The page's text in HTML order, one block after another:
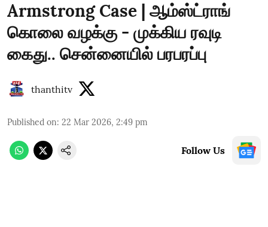
Armstrong Case | ஆம்ஸ்ட்ராங்
கொலை வழக்கு - முக்கிய ரவுடி
கைது.. சென்னையில் பரபரப்பு
thanthitv
Published on: 22 Mar 2026, 2:49 pm
Follow Us